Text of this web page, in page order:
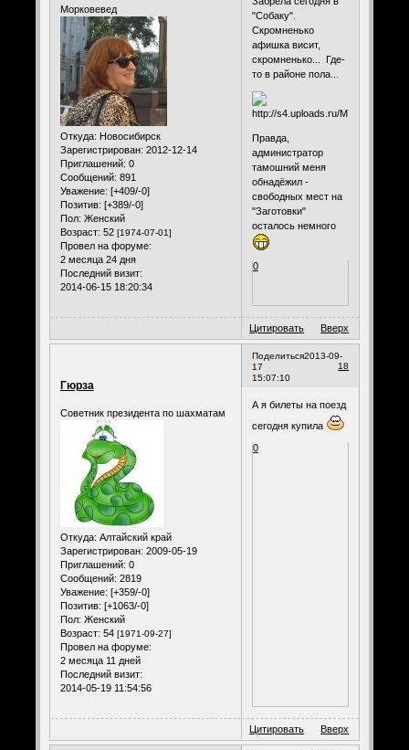
Морковевед
Откуда: Новосибирск
Зарегистрирован: 2012-12-14
Приглашений: 0
Сообщений: 891
Уважение: [+409/-0]
Позитив: [+389/-0]
Пол: Женский
Возраст: 52 [1974-07-01]
Провел на форуме:
2 месяца 24 дня
Последний визит:
2014-06-15 18:20:34
"Собаку".
Скромненько
афишка висит,
скромненько... Где-
то в районе пола...
Правда,
администратор
тамошний меня
обнадёжил -
свободных мест на
"Заготовки"
осталось немного
0
Цитировать Вверх
Поделиться
18
2013-09-
17
15:07:10
Гюрза
Советник президента по шахматам
Откуда: Алтайский край
Зарегистрирован: 2009-05-19
Приглашений: 0
Сообщений: 2819
Уважение: [+359/-0]
Позитив: [+1063/-0]
Пол: Женский
Возраст: 54 [1971-09-27]
Провел на форуме:
2 месяца 11 дней
Последний визит:
2014-05-19 11:54:56
А я билеты на поезд
сегодня купила
0
Цитировать Вверх